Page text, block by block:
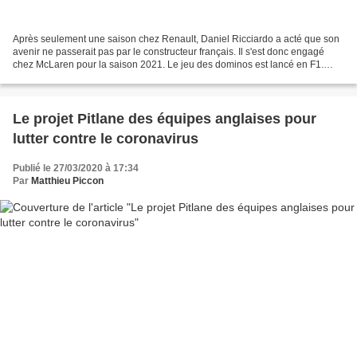
Après seulement une saison chez Renault, Daniel Ricciardo a acté que son
avenir ne passerait pas par le constructeur français. Il s'est donc engagé
chez McLaren pour la saison 2021. Le jeu des dominos est lancé en F1.
Le projet Pitlane des équipes anglaises pour
lutter contre le coronavirus
Publié le 27/03/2020 à 17:34
Par Matthieu Piccon